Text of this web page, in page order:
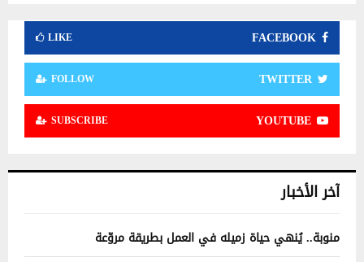
FACEBOOK
LIKE
TWITTER
FOLLOW
YOUTUBE
SUBSCRIBE
آخر الأخبار
منوبة.. يُنهي حياة زميله في العمل بطريقة مروّعة